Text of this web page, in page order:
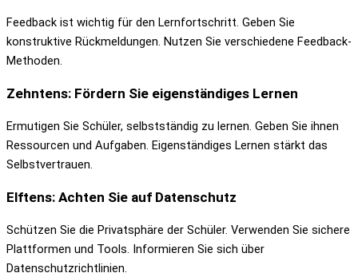
Feedback ist wichtig für den Lernfortschritt. Geben Sie
konstruktive Rückmeldungen. Nutzen Sie verschiedene Feedback-
Methoden.
Zehntens: Fördern Sie eigenständiges Lernen
Ermutigen Sie Schüler, selbstständig zu lernen. Geben Sie ihnen
Ressourcen und Aufgaben. Eigenständiges Lernen stärkt das
Selbstvertrauen.
Elftens: Achten Sie auf Datenschutz
Schützen Sie die Privatsphäre der Schüler. Verwenden Sie sichere
Plattformen und Tools. Informieren Sie sich über
Datenschutzrichtlinien.